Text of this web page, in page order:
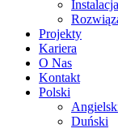
Instalacja
Projekty
Kariera
O Nas
Kontakt
Polski
Duński